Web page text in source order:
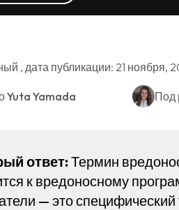
, дата публикации: 21 ноября,
Yuta Yamada Под
ответ: Термин
к вредоносному
— это